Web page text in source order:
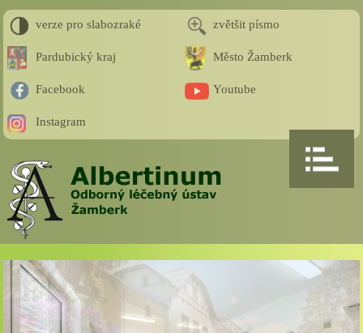
verze pro slabozraké zvětšit písmo
Pardubický kraj Město Žamberk
Facebook Youtube
Instagram